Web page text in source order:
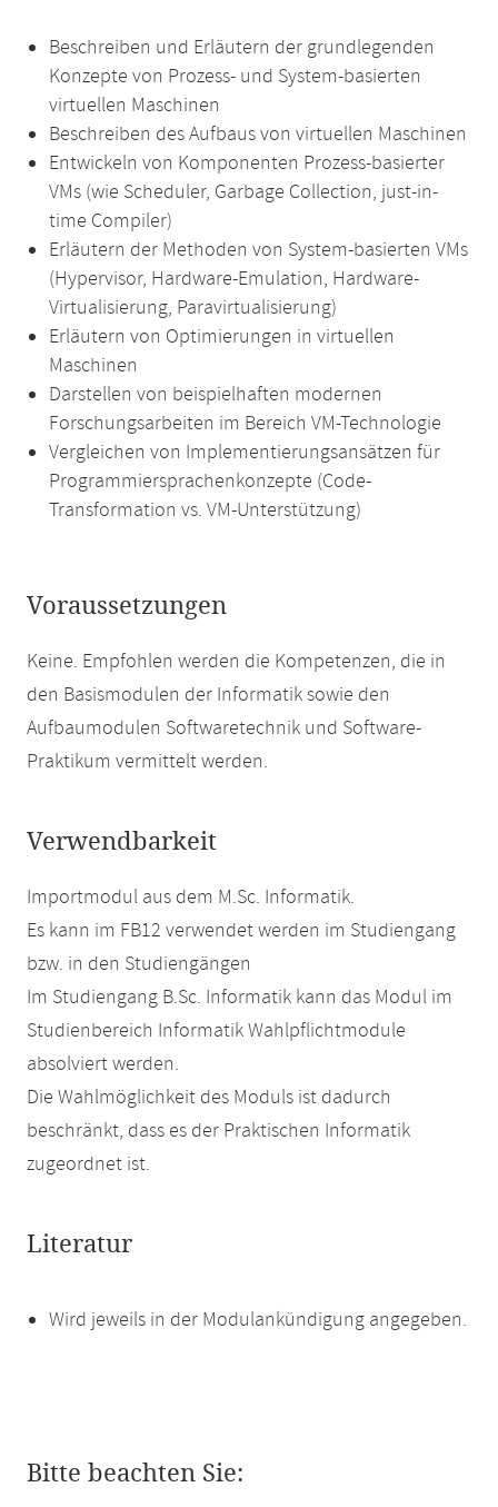
Beschreiben und Erläutern der grundlegenden
Konzepte von Prozess- und System-basierten
virtuellen Maschinen
Beschreiben des Aufbaus von virtuellen Maschinen
Entwickeln von Komponenten Prozess-basierter
VMs (wie Scheduler, Garbage Collection, just-in-
time Compiler)
Erläutern der Methoden von System-basierten VMs
(Hypervisor, Hardware-Emulation, Hardware-
Virtualisierung, Paravirtualisierung)
Erläutern von Optimierungen in virtuellen
Maschinen
Darstellen von beispielhaften modernen
Forschungsarbeiten im Bereich VM-Technologie
Vergleichen von Implementierungsansätzen für
Programmiersprachenkonzepte (Code-
Transformation vs. VM-Unterstützung)
Voraussetzungen
Keine. Empfohlen werden die Kompetenzen, die in
den Basismodulen der Informatik sowie den
Aufbaumodulen Softwaretechnik und Software-
Praktikum vermittelt werden.
Verwendbarkeit
Importmodul aus dem M.Sc. Informatik.
Es kann im FB12 verwendet werden im Studiengang
bzw. in den Studiengängen
Im Studiengang B.Sc. Informatik kann das Modul im
Studienbereich Informatik Wahlpflichtmodule
absolviert werden.
Die Wahlmöglichkeit des Moduls ist dadurch
beschränkt, dass es der Praktischen Informatik
zugeordnet ist.
Literatur
Wird jeweils in der Modulankündigung angegeben.
Bitte beachten Sie: